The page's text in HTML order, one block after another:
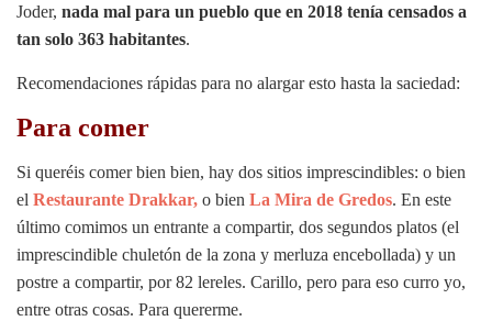
Joder, nada mal para un pueblo que en 2018 tenía censados a
tan solo 363 habitantes.
Recomendaciones rápidas para no alargar esto hasta la saciedad:
Para comer
Si queréis comer bien bien, hay dos sitios imprescindibles: o bien
el Restaurante Drakkar, o bien La Mira de Gredos. En este
último comimos un entrante a compartir, dos segundos platos (el
imprescindible chuletón de la zona y merluza encebollada) y un
postre a compartir, por 82 lereles. Carillo, pero para eso curro yo,
entre otras cosas. Para quererme.